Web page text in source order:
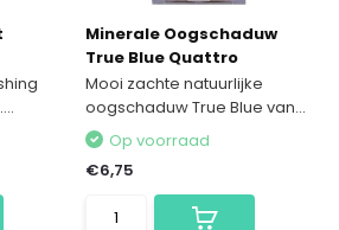
Minerale Oogschaduw
True Blue Quattro
Mooi zachte natuurlijke
oogschaduw True Blue van...
Op voorraad
€6,75